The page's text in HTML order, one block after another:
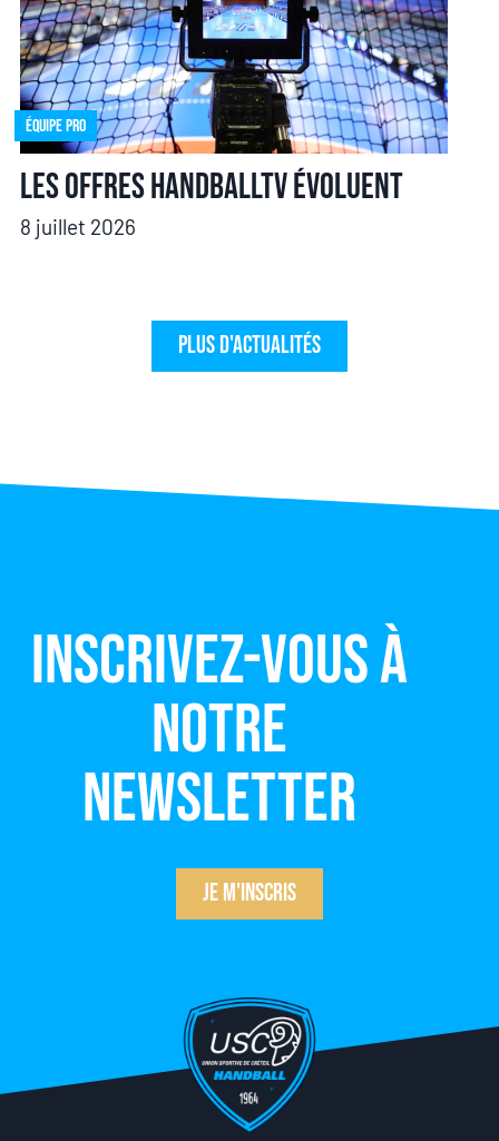
Équipe pro
Les offres HandballTV évoluent
8 juillet 2026
Plus d'actualités
Inscrivez-vous à
notre
newsletter
Je m'inscris